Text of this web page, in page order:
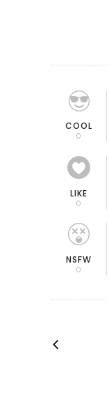
COOL
0
LIKE
0
NSFW
0